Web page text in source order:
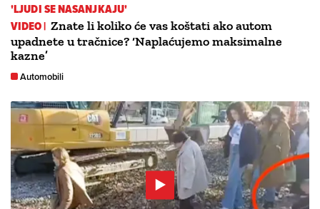
'LJUDI SE NASANJKAJU'
VIDEO | Znate li koliko će vas koštati ako autom
upadnete u tračnice? ‘Naplaćujemo maksimalne
kazne’
Automobili